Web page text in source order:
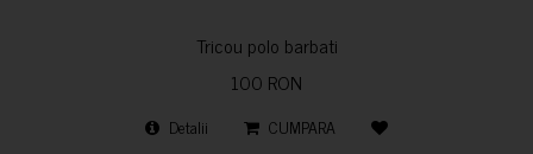
Tricou polo barbati
100 RON
Detalii CUMPARA